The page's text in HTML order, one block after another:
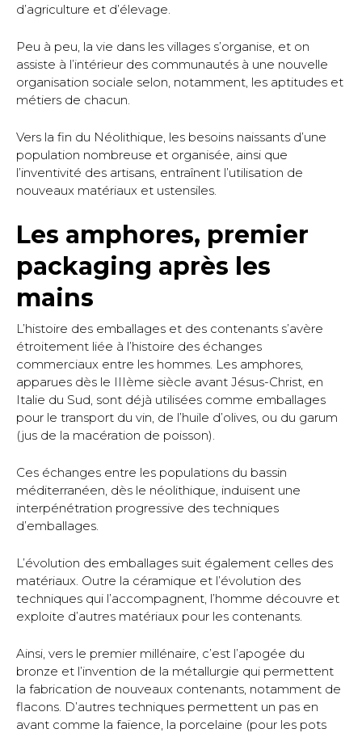
d’agriculture et d’élevage.
Peu à peu, la vie dans les villages s’organise, et on
assiste à l’intérieur des communautés à une nouvelle
organisation sociale selon, notamment, les aptitudes et
métiers de chacun.
Vers la fin du Néolithique, les besoins naissants d’une
population nombreuse et organisée, ainsi que
l’inventivité des artisans, entraînent l’utilisation de
nouveaux matériaux et ustensiles.
Les amphores, premier
packaging après les
mains
L’histoire des emballages et des contenants s’avère
étroitement liée à l’histoire des échanges
commerciaux entre les hommes. Les amphores,
apparues dès le IIIème siècle avant Jésus-Christ, en
Italie du Sud, sont déjà utilisées comme emballages
pour le transport du vin, de l’huile d’olives, ou du garum
(jus de la macération de poisson).
Ces échanges entre les populations du bassin
méditerranéen, dès le néolithique, induisent une
interpénétration progressive des techniques
d’emballages.
L’évolution des emballages suit également celles des
matériaux. Outre la céramique et l’évolution des
techniques qui l’accompagnent, l’homme découvre et
exploite d’autres matériaux pour les contenants.
Ainsi, vers le premier millénaire, c’est l’apogée du
bronze et l’invention de la métallurgie qui permettent
la fabrication de nouveaux contenants, notamment de
flacons. D’autres techniques permettent un pas en
avant comme la faïence, la porcelaine (pour les pots